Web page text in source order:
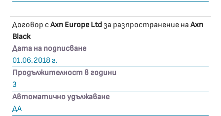
Договор сAxn Europe Ltdза разпространение на Axn
Black
Дата на подписване
01.06.2018 г.
Продължителност в години
3
Автоматично удължаване
ДА